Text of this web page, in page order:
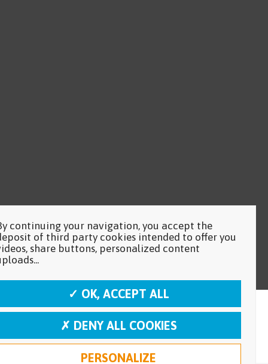
continuing your navigation, you accept the
of third party cookies intended to offer you
share buttons, personalized content
✓ OK, ACCEPT ALL
✗ DENY ALL COOKIES
PERSONALIZE